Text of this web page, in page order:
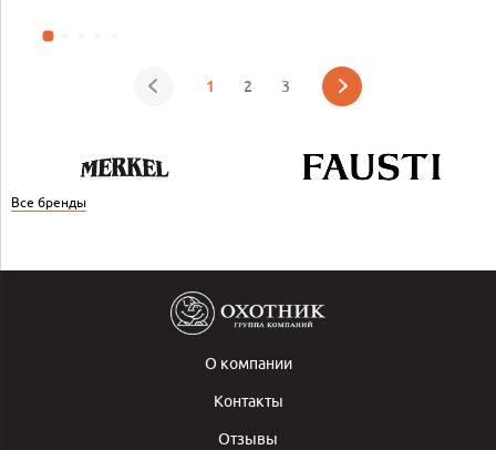
1 2 3
Все бренды
О компании
Контакты
Отзывы